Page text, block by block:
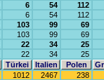
6 54 112
6 54 112
103 99 69
103 99 69
22 34 25
22 34 25
Türkei Italien Polen
1012 2467 238